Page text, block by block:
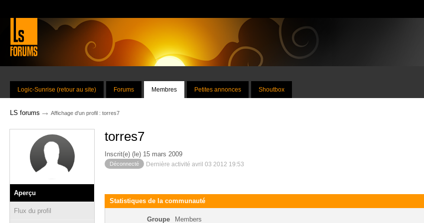
Logic-Sunrise (retour au site) Forums Membres Petites annonces Shoutbox
LS forums → Affichage d'un profil : torres7
Aperçu
Flux du profil
torres7
Inscrit(e) (le) 15 mars 2009
Déconnecté Dernière activité avril 03 2012 19:53
Statistiques de la communauté
Groupe Members